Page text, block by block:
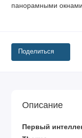
панорамными окнами.
Поделиться
Описание
Первый